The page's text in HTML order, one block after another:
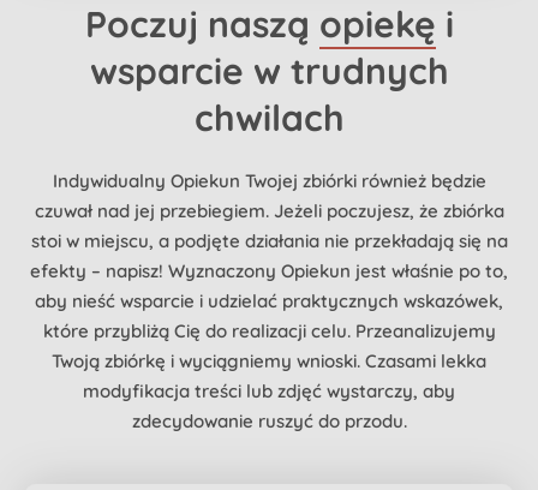
Poczuj naszą opiekę i
wsparcie w trudnych
chwilach
Indywidualny Opiekun Twojej zbiórki również będzie
czuwał nad jej przebiegiem. Jeżeli poczujesz, że zbiórka
stoi w miejscu, a podjęte działania nie przekładają się na
efekty – napisz! Wyznaczony Opiekun jest właśnie po to,
aby nieść wsparcie i udzielać praktycznych wskazówek,
które przybliżą Cię do realizacji celu. Przeanalizujemy
Twoją zbiórkę i wyciągniemy wnioski. Czasami lekka
modyfikacja treści lub zdjęć wystarczy, aby
zdecydowanie ruszyć do przodu.